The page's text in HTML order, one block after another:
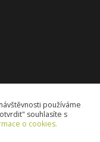
používáme
souhlasíte s
o cookies.